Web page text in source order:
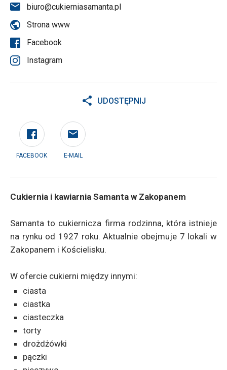
biuro@cukierniasamanta.pl
Strona www
Facebook
Instagram
UDOSTĘPNIJ
FACEBOOK E-MAIL
Cukiernia i kawiarnia Samanta w Zakopanem
Samanta to cukiernicza firma rodzinna, która istnieje
na rynku od 1927 roku. Aktualnie obejmuje 7 lokali w
Zakopanem i Kościelisku.
W ofercie cukierni między innymi:
ciasta
ciastka
ciasteczka
torty
drożdżówki
pączki